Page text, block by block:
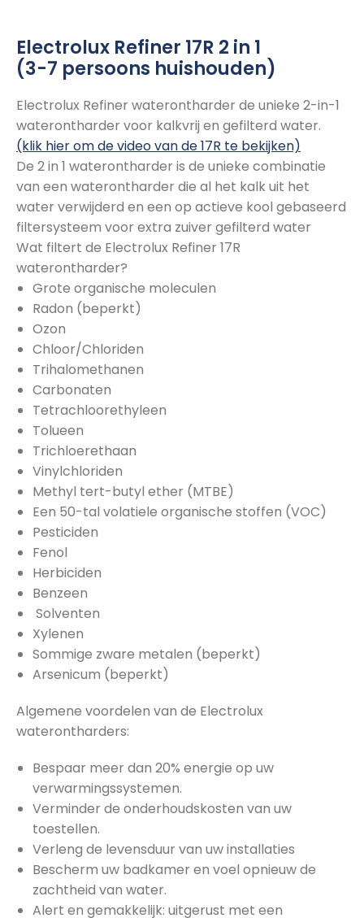
Electrolux Refiner 17R 2 in 1
(3-7 persoons huishouden)
Electrolux Refiner waterontharder de unieke 2-in-1
waterontharder voor kalkvrij en gefilterd water.
(klik hier om de video van de 17R te bekijken)
De 2 in 1 waterontharder is de unieke combinatie
van een waterontharder die al het kalk uit het
water verwijderd en een op actieve kool gebaseerd
filtersysteem voor extra zuiver gefilterd water
Wat filtert de Electrolux Refiner 17R
waterontharder?
Grote organische moleculen
Radon (beperkt)
Ozon
Chloor/Chloriden
Trihalomethanen
Carbonaten
Tetrachloorethyleen
Tolueen
Trichloerethaan
Vinylchloriden
Methyl tert-butyl ether (MTBE)
Een 50-tal volatiele organische stoffen (VOC)
Pesticiden
Fenol
Herbiciden
Benzeen
Solventen
Xylenen
Sommige zware metalen (beperkt)
Arsenicum (beperkt)
Algemene voordelen van de Electrolux
waterontharders:
Bespaar meer dan 20% energie op uw
verwarmingssystemen.
Verminder de onderhoudskosten van uw
toestellen.
Verleng de levensduur van uw installaties
Bescherm uw badkamer en voel opnieuw de
zachtheid van water.
Alert en gemakkelijk: uitgerust met een